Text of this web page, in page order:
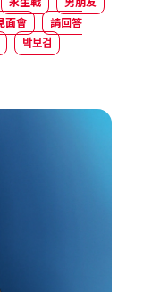
面會
請回答
박보검